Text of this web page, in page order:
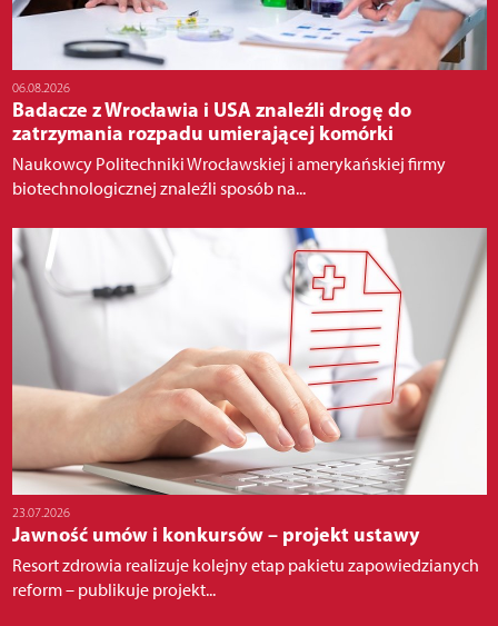
06.08.2026
Badacze z Wrocławia i USA znaleźli drogę do
zatrzymania rozpadu umierającej komórki
Naukowcy Politechniki Wrocławskiej i amerykańskiej firmy
biotechnologicznej znaleźli sposób na...
23.07.2026
Jawność umów i konkursów – projekt ustawy
Resort zdrowia realizuje kolejny etap pakietu zapowiedzianych
reform – publikuje projekt...